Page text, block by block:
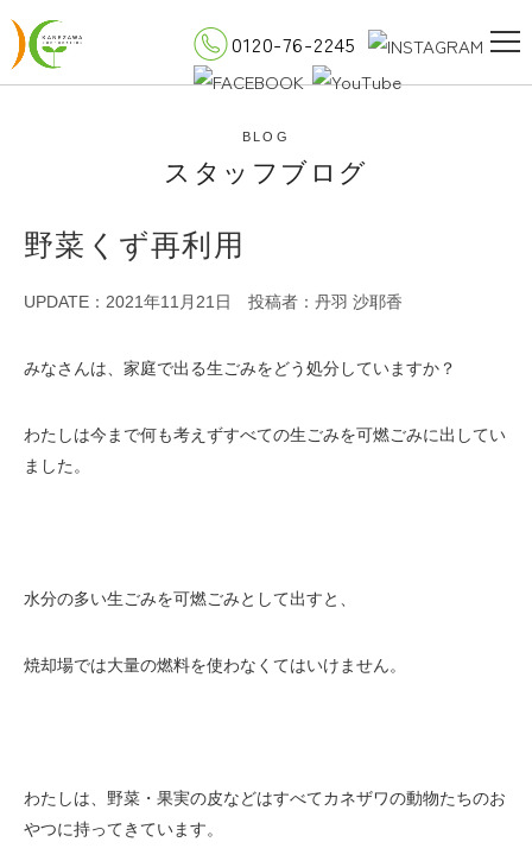
0120-76-2245
BLOG
スタッフブログ
野菜くず再利用
UPDATE：2021年11月21日 投稿者：丹羽 沙耶香
みなさんは、家庭で出る生ごみをどう処分していますか？
わたしは今まで何も考えずすべての生ごみを可燃ごみに出してい
ました。
水分の多い生ごみを可燃ごみとして出すと、
焼却場では大量の燃料を使わなくてはいけません。
わたしは、野菜・果実の皮などはすべてカネザワの動物たちのお
やつに持ってきています。